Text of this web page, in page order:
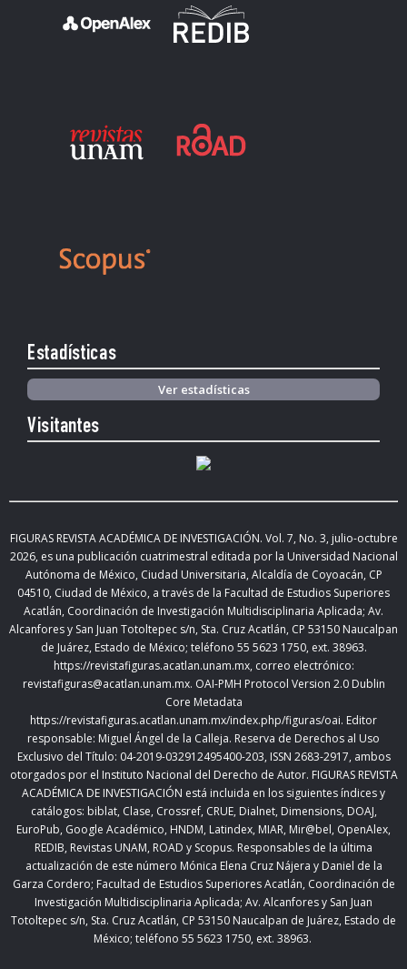
Estadísticas
Ver estadísticas
Visitantes
FIGURAS REVISTA ACADÉMICA DE INVESTIGACIÓN. Vol. 7, No. 3, julio-octubre
2026, es una publicación cuatrimestral editada por la Universidad Nacional
Autónoma de México, Ciudad Universitaria, Alcaldía de Coyoacán, CP
04510, Ciudad de México, a través de la Facultad de Estudios Superiores
Acatlán, Coordinación de Investigación Multidisciplinaria Aplicada; Av.
Alcanfores y San Juan Totoltepec s/n, Sta. Cruz Acatlán, CP 53150 Naucalpan
de Juárez, Estado de México; teléfono 55 5623 1750, ext. 38963.
https://revistafiguras.acatlan.unam.mx, correo electrónico:
revistafiguras@acatlan.unam.mx. OAI-PMH Protocol Version 2.0 Dublin
Core Metadata
https://revistafiguras.acatlan.unam.mx/index.php/figuras/oai. Editor
responsable: Miguel Ángel de la Calleja. Reserva de Derechos al Uso
Exclusivo del Título: 04-2019-032912495400-203, ISSN 2683-2917, ambos
otorgados por el Instituto Nacional del Derecho de Autor. FIGURAS REVISTA
ACADÉMICA DE INVESTIGACIÓN está incluida en los siguientes índices y
catálogos: biblat, Clase, Crossref, CRUE, Dialnet, Dimensions, DOAJ,
EuroPub, Google Académico, HNDM, Latindex, MIAR, Mir@bel, OpenAlex,
REDIB, Revistas UNAM, ROAD y Scopus. Responsables de la última
actualización de este número Mónica Elena Cruz Nájera y Daniel de la
Garza Cordero; Facultad de Estudios Superiores Acatlán, Coordinación de
Investigación Multidisciplinaria Aplicada; Av. Alcanfores y San Juan
Totoltepec s/n, Sta. Cruz Acatlán, CP 53150 Naucalpan de Juárez, Estado de
México; teléfono 55 5623 1750, ext. 38963.